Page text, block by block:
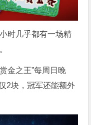
时几乎都有一场精
金之王”每周日晚
2块，冠军还能额外